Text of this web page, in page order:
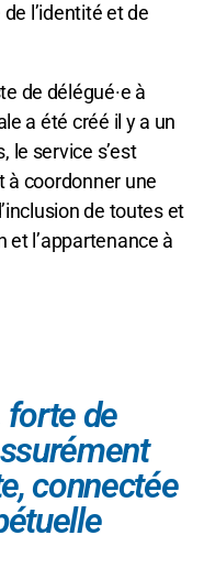
l’identité et de
de délégué·e à
a été créé il y a un
le service s’est
à coordonner une
de toutes et
et l’appartenance à
forte de
connectée